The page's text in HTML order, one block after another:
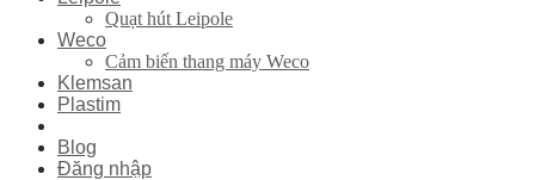
Quạt hút Leipole
Weco
Cảm biến thang máy Weco
Klemsan
Plastim
Blog
Đăng nhập